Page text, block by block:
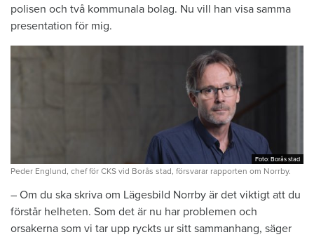
polisen och två kommunala bolag. Nu vill han visa samma
presentation för mig.
Foto: Borås stad
Foto: Borås stad
Peder Englund, chef för CKS vid Borås stad, försvarar rapporten om Norrby.
– Om du ska skriva om Lägesbild Norrby är det viktigt att du
förstår helheten. Som det är nu har problemen och
orsakerna som vi tar upp ryckts ur sitt sammanhang, säger